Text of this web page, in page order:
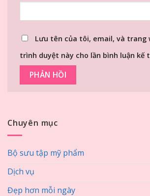
Lưu tên của tôi, email, và trang
trình duyệt này cho lần bình luận kế
Chuyên mục
Bộ sưu tập mỹ phẩm
Dịch vụ
Đẹp hơn mỗi ngày